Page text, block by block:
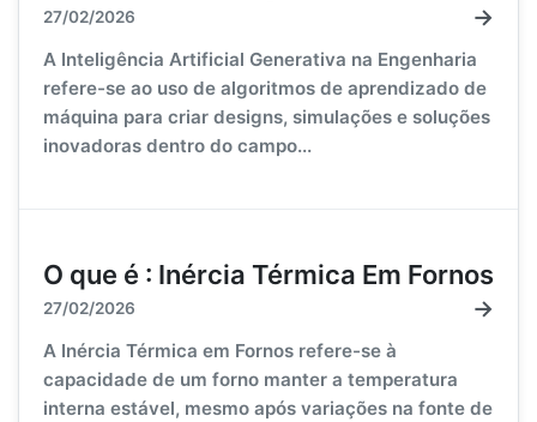
27/02/2026 →
A Inteligência Artificial Generativa na Engenharia
refere-se ao uso de algoritmos de aprendizado de
máquina para criar designs, simulações e soluções
inovadoras dentro do campo...
O que é : Inércia Térmica Em Fornos
27/02/2026 →
A Inércia Térmica em Fornos refere-se à
capacidade de um forno manter a temperatura
interna estável, mesmo após variações na fonte de